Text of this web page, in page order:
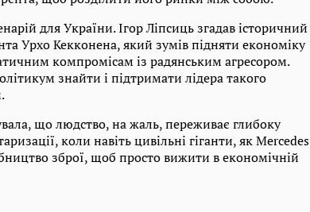
для України. Ігор Ліпсиць згадав історичний
Урхо Кекконена, який зумів підняти економіку
компромісам із радянським агресором.
знайти і підтримати лідера такого
що людство, на жаль, переживає глибоку
коли навіть цивільні гіганти, як Mercedes
зброї, щоб просто вижити в економічній